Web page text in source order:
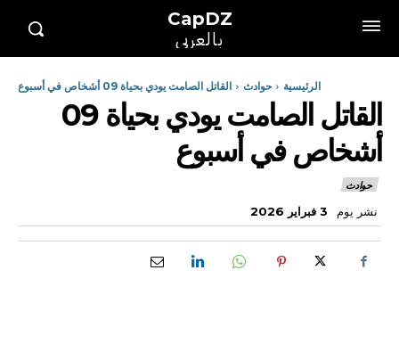
CapDZ
بالعربي
الرئيسية حوادث القاتل الصامت يودي بحياة 09 أشخاص في أسبوع
القاتل الصامت يودي بحياة 09
أشخاص في أسبوع
حوادث
نشر يوم 3 فبراير 2026